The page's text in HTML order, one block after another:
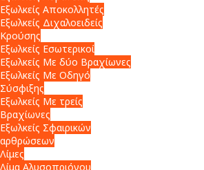
Εξωλκείς Αποκολλητές
Εξωλκείς Διχαλοειδείς
Κρούσης
Εξωλκείς Εσωτερικοί
Εξωλκείς Με δύο Βραχίωνες
Εξωλκείς Με Οδηγό
Σύσφιξης
Εξωλκείς Με τρείς
Βραχίωνες
Εξωλκείς Σφαιρικών
αρθρώσεων
Λίμες
Λίμα Αλυσοπριόνου